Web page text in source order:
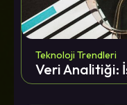
Teknoloji Trendleri
Veri Analitiği: